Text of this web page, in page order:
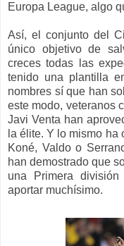
Europa League, algo
Así, el conjunto del
único objetivo de
creces todas las
tenido una plantilla
nombres sí que han
este modo, veteranos
Javi Venta han
la élite. Y lo mismo ha
Koné, Valdo o
han demostrado que
una Primera
aportar muchísimo.